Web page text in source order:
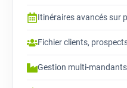
Itinéraires avancés sur
Fichier clients,
Gestion multi-